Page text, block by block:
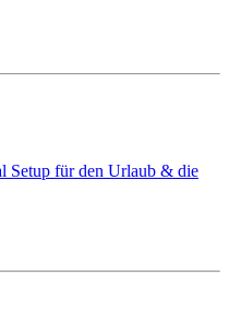
für den Urlaub & die